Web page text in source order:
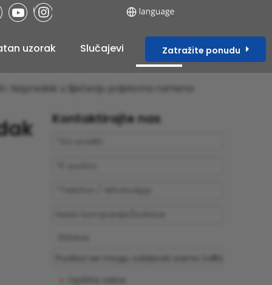
uzorak Slučajevi BlogZatražite ponudu
Napredak u liječenju prijeloma ramena
Kontaktirajte nas